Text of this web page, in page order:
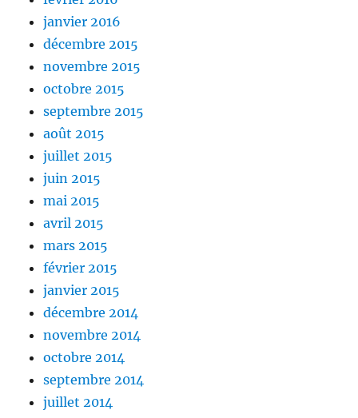
janvier 2016
décembre 2015
novembre 2015
octobre 2015
septembre 2015
août 2015
juillet 2015
juin 2015
mai 2015
avril 2015
mars 2015
février 2015
janvier 2015
décembre 2014
novembre 2014
octobre 2014
septembre 2014
juillet 2014